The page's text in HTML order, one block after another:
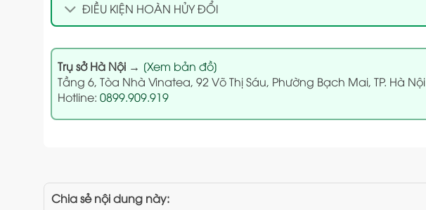
ĐIỀU KIỆN HOÀN HỦY ĐỔI
Trụ sở Hà Nội→ [Xem bản đồ]
Tầng 6, Tòa Nhà Vinatea, 92 Võ Thị Sáu, Phường Bạch Mai, TP. Hà Nội
Hotline: 0899.909.919
Chia sẻ nội dung này: